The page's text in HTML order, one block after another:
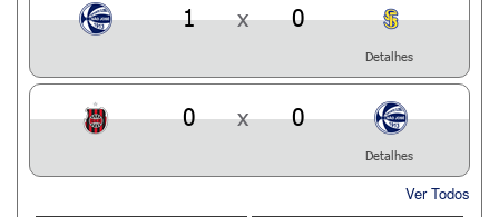
1 x 0
Detalhes
0 x 0
Detalhes
Ver Todos